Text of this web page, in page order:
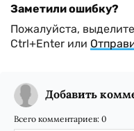
Заметили ошибку?
Пожалуйста,
Ctrl+Enter или
Добавить
Всего комментариев: 0